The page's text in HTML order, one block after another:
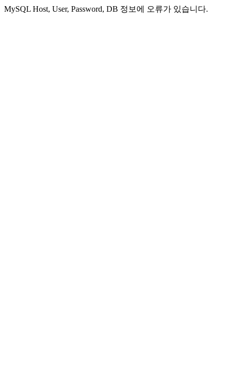
MySQL Host, User, Password, DB 정보에 오류가 있습니다.